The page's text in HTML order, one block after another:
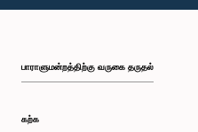
பி.ப. 1:10 - பி.ப. 1:20
பாராளுமன்றத்திற்கு வருகை தருதல்
கற்க